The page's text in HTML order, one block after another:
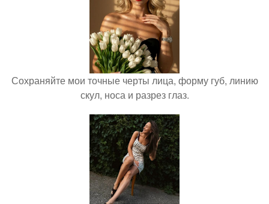
Сохраняйте мои точные черты лица, форму губ, линию
скул, носа и разрез глаз.